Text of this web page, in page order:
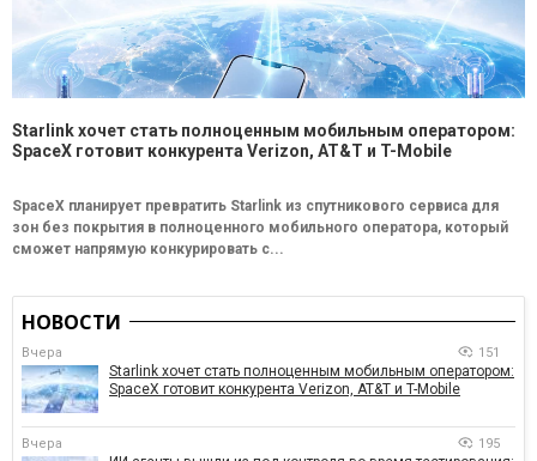
Starlink хочет стать полноценным мобильным оператором:
SpaceX готовит конкурента Verizon, AT&T и T-Mobile
SpaceX планирует превратить Starlink из спутникового сервиса для
зон без покрытия в полноценного мобильного оператора, который
сможет напрямую конкурировать с...
НОВОСТИ
Вчера 151
Starlink хочет стать полноценным мобильным оператором:
SpaceX готовит конкурента Verizon, AT&T и T-Mobile
Вчера 195